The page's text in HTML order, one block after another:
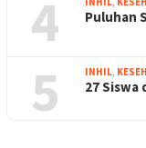
4 Puluhan
5 INHIL
27 Siswa